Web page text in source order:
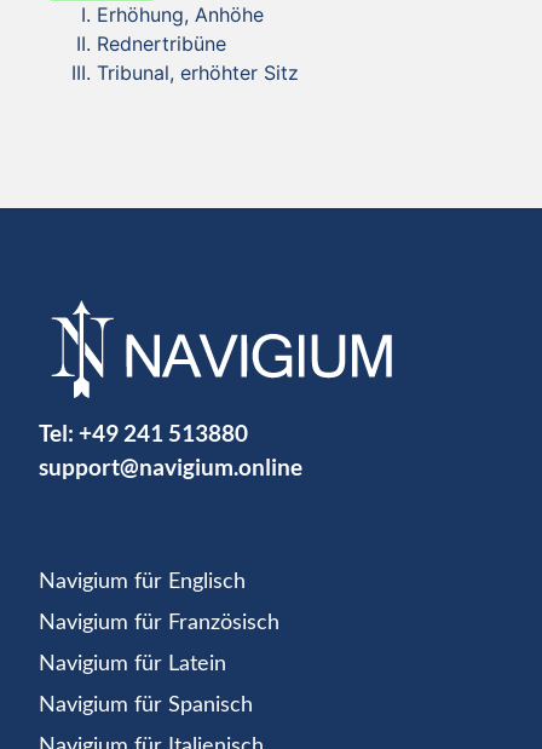
Erhöhung, Anhöhe
Rednertribüne
Tribunal, erhöhter Sitz
Tel: +49 241 513880
support@navigium.online
Navigium für Englisch
Navigium für Französisch
Navigium für Latein
Navigium für Spanisch